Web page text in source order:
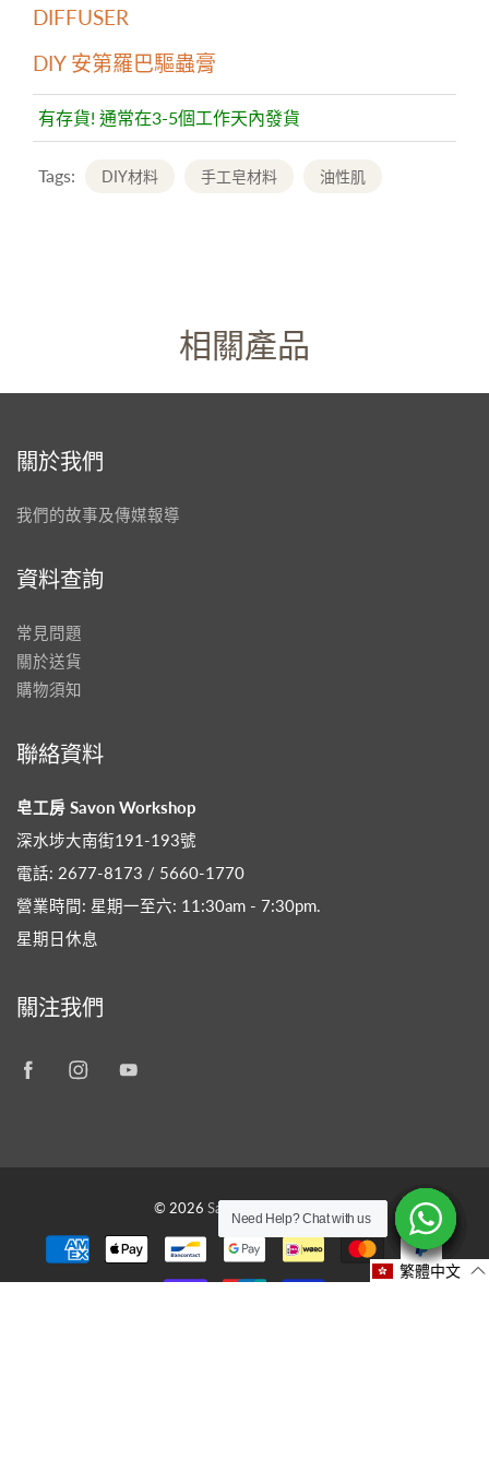
DIFFUSER
DIY 安第羅巴驅蟲膏
有存貨! 通常在3-5個工作天內發貨
Tags: DIY材料 手工皂材料 油性肌
相關產品
關於我們
我們的故事及傳媒報導
資料查詢
常見問題
關於送貨
購物須知
聯絡資料
皂工房 Savon Workshop
深水埗大南街191-193號
電話: 2677-8173 / 5660-1770
營業時間: 星期一至六: 11:30am - 7:30pm​.
星期日休息
關注我們
© 2026 Savon Workshop HK
Need Help? Chat with us
Need Help? Chat with us
Need Help? Chat with us
Need Help? Chat with us
Need Help? Chat with us
Need Help? Chat with us
Need Help? Chat with us
繁體中文